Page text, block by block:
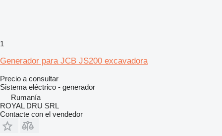
1
Generador para JCB JS200 excavadora
Precio a consultar
Sistema eléctrico - generador
Rumanía
ROYAL DRU SRL
Contacte con el vendedor